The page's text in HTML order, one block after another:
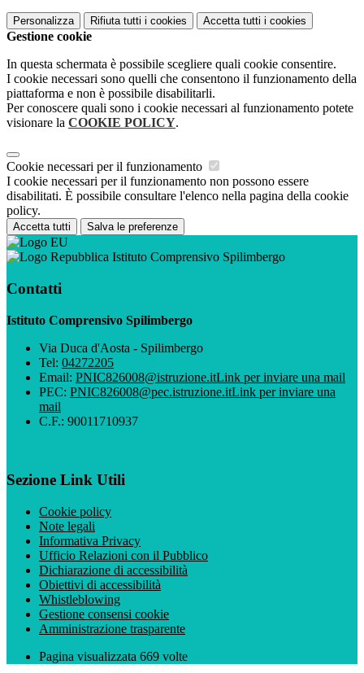
Personalizza Rifiuta tutti i cookies Accetta tutti i cookies
Gestione cookie
In questa schermata è possibile scegliere quali cookie consentire.
I cookie necessari sono quelli che consentono il funzionamento della
piattaforma e non è possibile disabilitarli.
Per conoscere quali sono i cookie necessari al funzionamento potete
visionare la COOKIE POLICY.
Cookie necessari per il funzionamento
I cookie necessari per il funzionamento non possono essere
disabilitati. È possibile consultare l'elenco nella pagina della cookie
policy.
Accetta tutti Salva le preferenze
Istituto Comprensivo Spilimbergo
Contatti
Istituto Comprensivo Spilimbergo
Via Duca d'Aosta - Spilimbergo
Tel: 04272205
Email: PNIC826008@istruzione.itLink per inviare una mail
PEC: PNIC826008@pec.istruzione.itLink per inviare una
mail
C.F.: 90011710937
Sezione Link Utili
Cookie policy
Note legali
Informativa Privacy
Ufficio Relazioni con il Pubblico
Dichiarazione di accessibilità
Obiettivi di accessibilità
Whistleblowing
Gestione consensi cookie
Amministrazione trasparente
Pagina visualizzata 669 volte